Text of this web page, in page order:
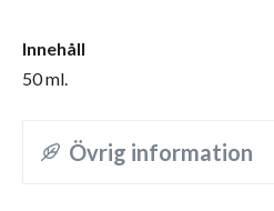
Innehåll
50 ml.
Övrig information